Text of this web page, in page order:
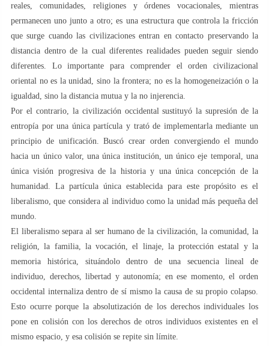
reales, comunidades, religiones y órdenes vocacionales, mientras
permanecen uno junto a otro; es una estructura que controla la fricción
que surge cuando las civilizaciones entran en contacto preservando la
distancia dentro de la cual diferentes realidades pueden seguir siendo
diferentes. Lo importante para comprender el orden civilizacional
oriental no es la unidad, sino la frontera; no es la homogeneización o la
igualdad, sino la distancia mutua y la no injerencia.
Por el contrario, la civilización occidental sustituyó la supresión de la
entropía por una única partícula y trató de implementarla mediante un
principio de unificación. Buscó crear orden convergiendo el mundo
hacia un único valor, una única institución, un único eje temporal, una
única visión progresiva de la historia y una única concepción de la
humanidad. La partícula única establecida para este propósito es el
liberalismo, que considera al individuo como la unidad más pequeña del
mundo.
El liberalismo separa al ser humano de la civilización, la comunidad, la
religión, la familia, la vocación, el linaje, la protección estatal y la
memoria histórica, situándolo dentro de una secuencia lineal de
individuo, derechos, libertad y autonomía; en ese momento, el orden
occidental internaliza dentro de sí mismo la causa de su propio colapso.
Esto ocurre porque la absolutización de los derechos individuales los
pone en colisión con los derechos de otros individuos existentes en el
mismo espacio, y esa colisión se repite sin límite.